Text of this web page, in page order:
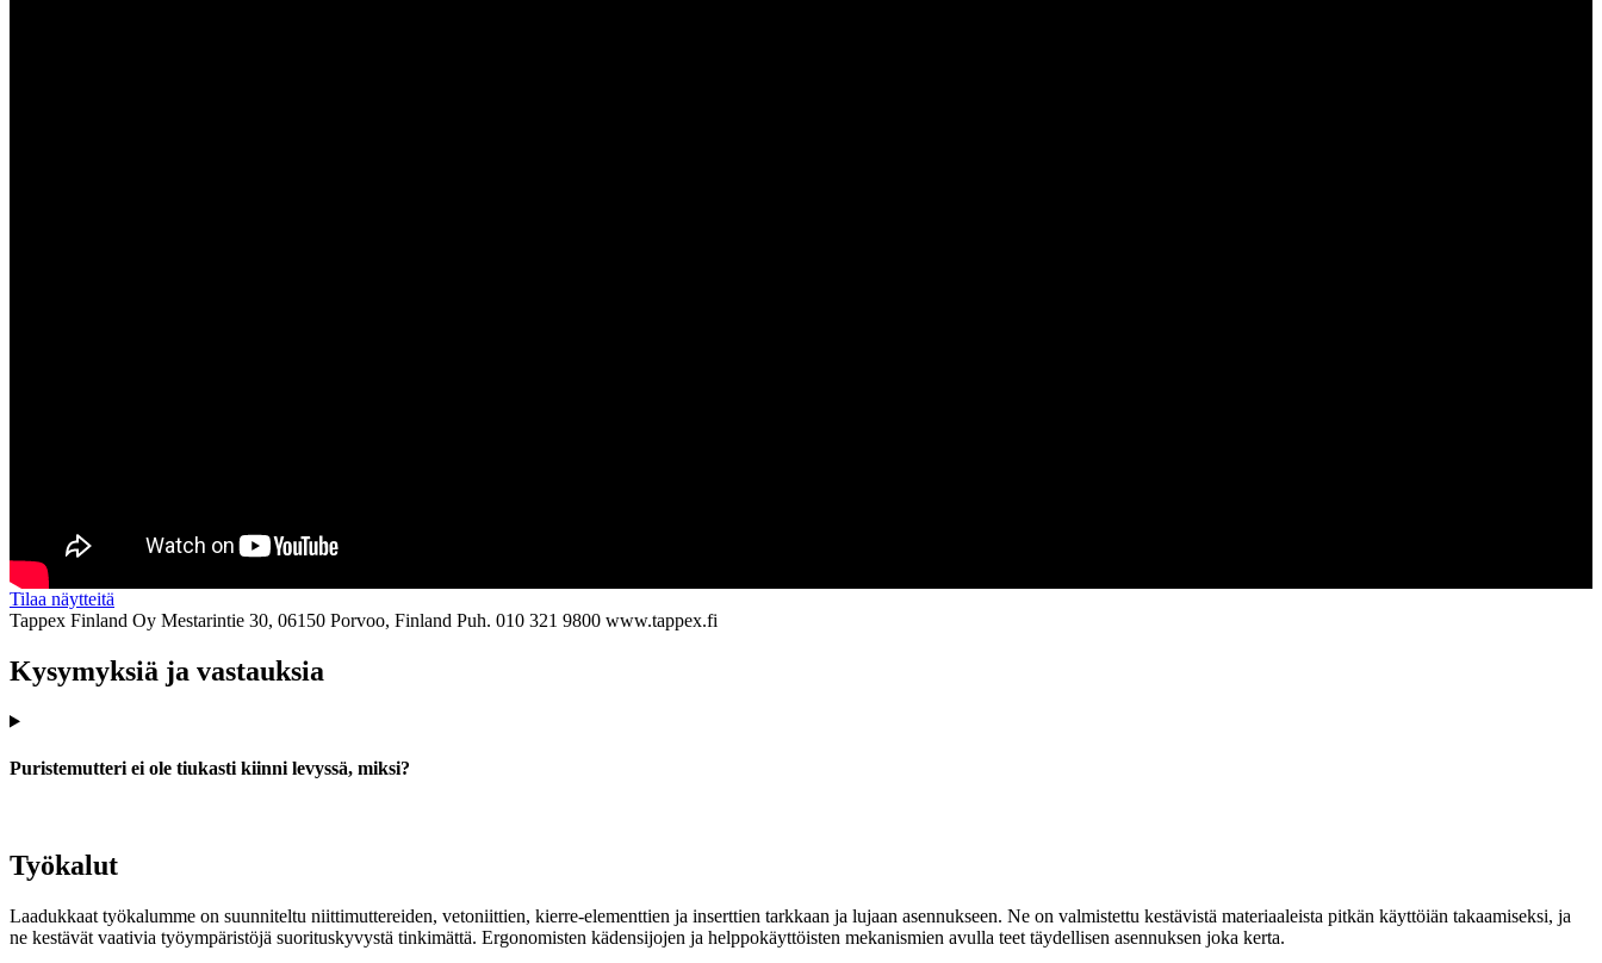
Tilaa näytteitä
Tappex Finland Oy Mestarintie 30, 06150 Porvoo, Finland Puh. 010 321 9800 www.tappex.fi
Kysymyksiä ja vastauksia
Puristemutteri ei ole tiukasti kiinni levyssä, miksi?
Työkalut
Laadukkaat työkalumme on suunniteltu niittimuttereiden, vetoniittien, kierre-elementtien ja inserttien tarkkaan ja lujaan asennukseen. Ne on valmistettu kestävistä materiaaleista pitkän käyttöiän takaamiseksi, ja
ne kestävät vaativia työympäristöjä suorituskyvystä tinkimättä. Ergonomisten kädensijojen ja helppokäyttöisten mekanismien avulla teet täydellisen asennuksen joka kerta.